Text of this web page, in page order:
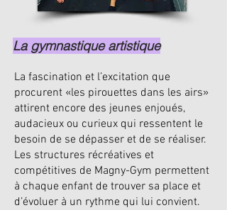
La gymnastique artistique
La fascination et l’excitation que
procurent «les pirouettes dans les airs»
attirent encore des jeunes enjoués,
audacieux ou curieux qui ressentent le
besoin de se dépasser et de se réaliser.
Les structures récréatives et
compétitives de Magny-Gym permettent
à chaque enfant de trouver sa place et
d’évoluer à un rythme qui lui convient.